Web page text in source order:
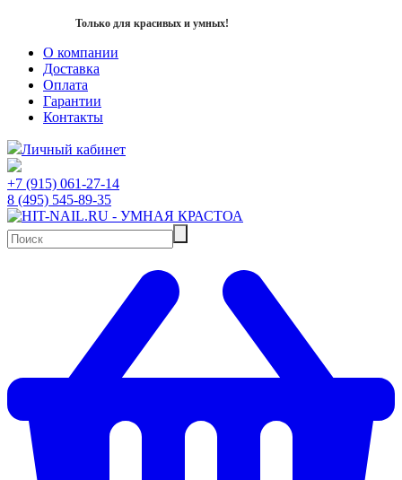
Только для красивых и умных!
О компании
Доставка
Оплата
Гарантии
Контакты
Личный кабинет
+7 (915) 061-27-14
8 (495) 545-89-35